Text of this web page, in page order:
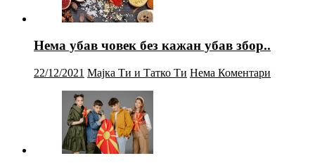
Нема убав човек без кажан убав збор..
22/12/2021 Мајка Ти и Татко Ти Нема Коментари